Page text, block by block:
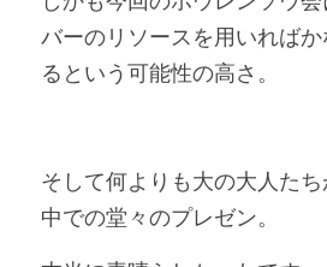
バーのリソースを用いれば
るという可能性の高さ。
そして何よりも大の大人た
中での堂々のプレゼン。